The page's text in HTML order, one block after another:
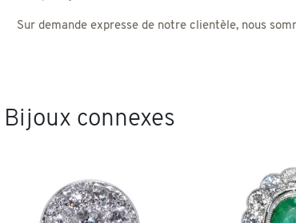
Sur demande expresse de notre clientèle, nous
Bijoux connexes